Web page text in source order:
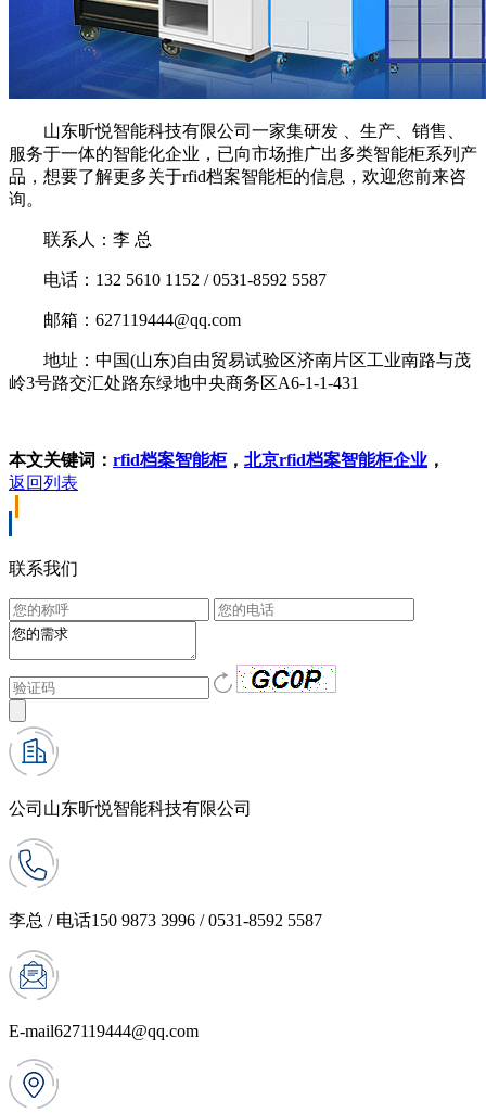
山东昕悦智能科技有限公司一家集研发 、生产、销售、
服务于一体的智能化企业，已向市场推广出多类智能柜系列产
品，想要了解更多关于rfid档案智能柜的信息，欢迎您前来咨
询。
联系人：李 总
电话：132 5610 1152 / 0531-8592 5587
邮箱：627119444@qq.com
地址：中国(山东)自由贸易试验区济南片区工业南路与茂
岭3号路交汇处路东绿地中央商务区A6-1-1-431
本文关键词： rfid档案智能柜， 北京rfid档案智能柜企业 ，
返回列表
联系我们
公司 山东昕悦智能科技有限公司
李总 / 电话150 9873 3996 / 0531-8592 5587
E-mail627119444@qq.com